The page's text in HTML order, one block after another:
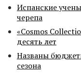
Испанские
черепа
«Cosmos
десять лет
Названы
сезона